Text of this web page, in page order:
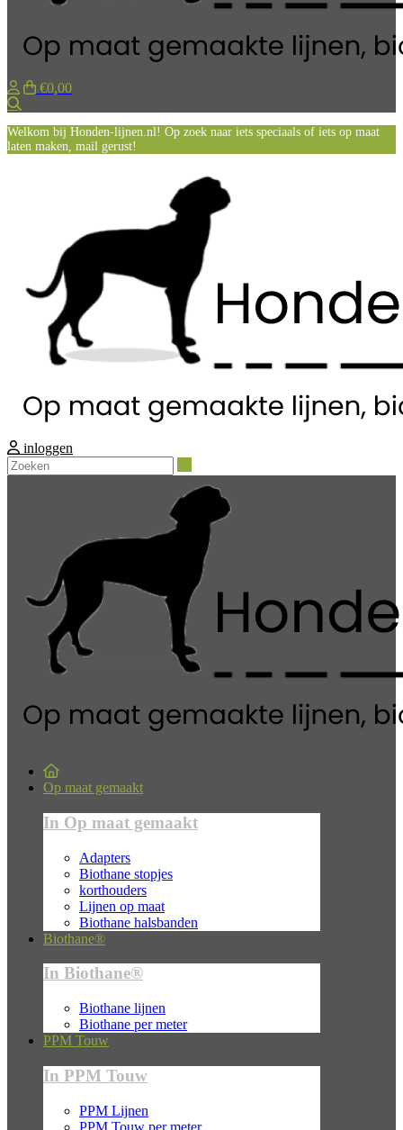
€0,00
Welkom bij Honden-lijnen.nl! Op zoek naar iets speciaals of iets op maat
laten maken, mail gerust!
inloggen
Op maat gemaakt
In Op maat gemaakt
Adapters
Biothane stopjes
korthouders
Lijnen op maat
Biothane halsbanden
Biothane®
In Biothane®
Biothane lijnen
Biothane per meter
PPM Touw
In PPM Touw
PPM Lijnen
PPM Touw per meter